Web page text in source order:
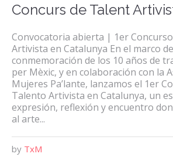
Concurs de Talent
Convocatoria abierta | 1er
Artivista en Catalunya En el marco
conmemoración de los 10 años de
per Mèxic, y en colaboración con la
Mujeres Pa’lante, lanzamos el 1er
Talento Artivista en Catalunya, un
expresión, reflexión y encuentro
al arte...
by TxM